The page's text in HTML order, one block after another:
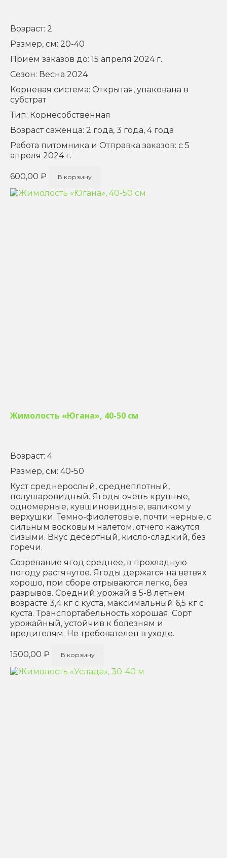
Возраст: 2
Размер, см: 20-40
Прием заказов до: 15 апреля 2024 г.
Сезон: Весна 2024
Корневая система: Открытая, упакована в
субстрат
Тип: Корнесобственная
Возраст саженца: 2 года, 3 года, 4 года
Работа питомника и Отправка заказов: с 5
апреля 2024 г.
600,00 ₽ В корзину
Жимолость «Югана», 40-50 см
Возраст: 4
Размер, см: 40-50
Куст среднерослый, среднеплотный,
полушаровидный. Ягоды очень крупные,
одномерные, кувшиновидные, валиком у
верхушки. Темно-фиолетовые, почти черные, с
сильным восковым налетом, отчего кажутся
сизыми. Вкус десертный, кисло-сладкий, без
горечи.
Созревание ягод среднее, в прохладную
погоду растянутое. Ягоды держатся на ветвях
хорошо, при сборе отрываются легко, без
разрывов. Средний урожай в 5-8 летнем
возрасте 3,4 кг с куста, максимальный 6,5 кг с
куста. Транспортабельность хорошая. Сорт
урожайный, устойчив к болезням и
вредителям. Не требователен в уходе.
1500,00 ₽ В корзину